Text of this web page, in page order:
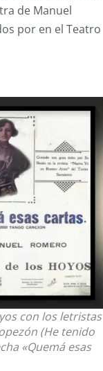
de Manuel
por en el Teatro
con los letristas
(He tenido
«Quemá esas